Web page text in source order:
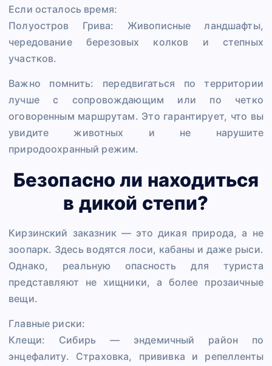
Если осталось время:
Полуостров Грива: Живописные ландшафты,
чередование березовых колков и степных
участков.
Важно помнить: передвигаться по территории
лучше с сопровождающим или по четко
оговоренным маршрутам. Это гарантирует, что вы
увидите животных и не нарушите
природоохранный режим. ️
Безопасно ли находиться
в дикой степи?
Кирзинский заказник — это дикая природа, а не
зоопарк. Здесь водятся лоси, кабаны и даже рыси.
Однако, реальную опасность для туриста
представляют не хищники, а более прозаичные
вещи.
Главные риски:
Клещи: Сибирь — эндемичный район по
энцефалиту. Страховка, прививка и репелленты